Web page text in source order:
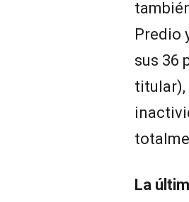
Predio
sus 36
titular),
La